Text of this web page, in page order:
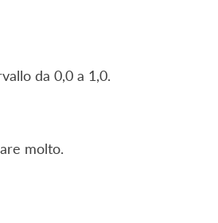
da 0,0 a 1,0.
molto.